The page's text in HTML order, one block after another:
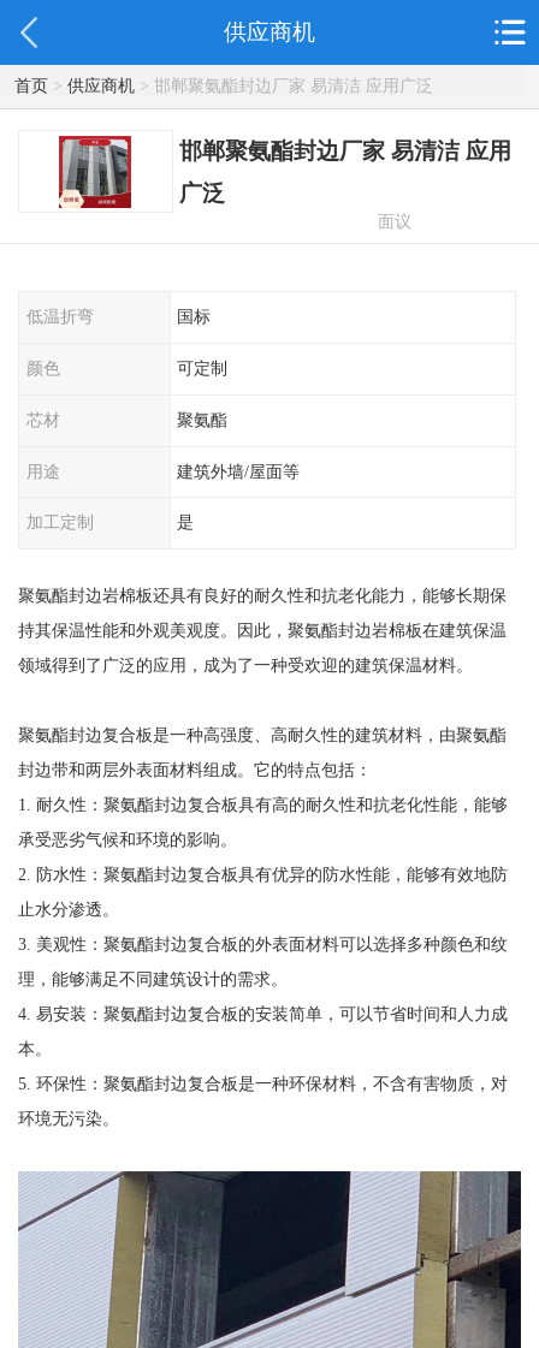
供应商机
首页> 供应商机> 邯郸聚氨酯封边厂家 易清洁 应用广泛
邯郸聚氨酯封边厂家 易清洁 应用
广泛
面议
低温折弯 国标
颜色 可定制
芯材 聚氨酯
用途 建筑外墙/屋面等
加工定制 是
聚氨酯封边岩棉板还具有良好的耐久性和抗老化能力，能够长期保
持其保温性能和外观美观度。因此，聚氨酯封边岩棉板在建筑保温
领域得到了广泛的应用，成为了一种受欢迎的建筑保温材料。
聚氨酯封边复合板是一种高强度、高耐久性的建筑材料，由聚氨酯
封边带和两层外表面材料组成。它的特点包括：
1. 耐久性：聚氨酯封边复合板具有高的耐久性和抗老化性能，能够
承受恶劣气候和环境的影响。
2. 防水性：聚氨酯封边复合板具有优异的防水性能，能够有效地防
止水分渗透。
3. 美观性：聚氨酯封边复合板的外表面材料可以选择多种颜色和纹
理，能够满足不同建筑设计的需求。
4. 易安装：聚氨酯封边复合板的安装简单，可以节省时间和人力成
本。
5. 环保性：聚氨酯封边复合板是一种环保材料，不含有害物质，对
环境无污染。